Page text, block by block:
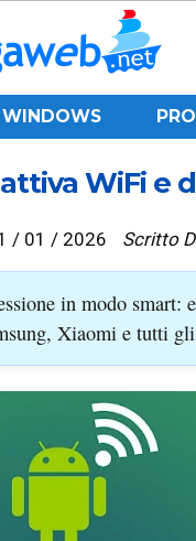
WINDOWS
WiFi e
/ 01 / 2026 Scritto
in modo
Xiaomi e tutti